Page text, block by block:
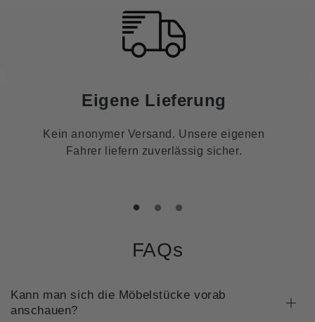
Eigene Lieferung
Kein anonymer Versand. Unsere eigenen
Fahrer liefern zuverlässig sicher.
FAQs
Kann man sich die Möbelstücke vorab
anschauen?